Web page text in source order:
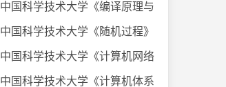
中国科学技术大学《编译原理与技术
中国科学技术大学《随机过程》课件
中国科学技术大学《计算机网络》20
中国科学技术大学《计算机体系结构